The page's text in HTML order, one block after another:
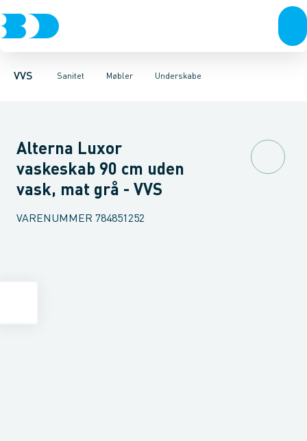
VVS Sanitet
Rør & fittingsPressfittings & rørKuglehaner & ventiler
Møbler
Toiletter, sæder og cisterner VaskeArmaturer
Underskabe
Møbelsæt & pakkerUnderskabeHøjskabe
Alterna Luxor
vaskeskab 90 cm uden
vask, mat grå - VVS
VARENUMMER 784851252